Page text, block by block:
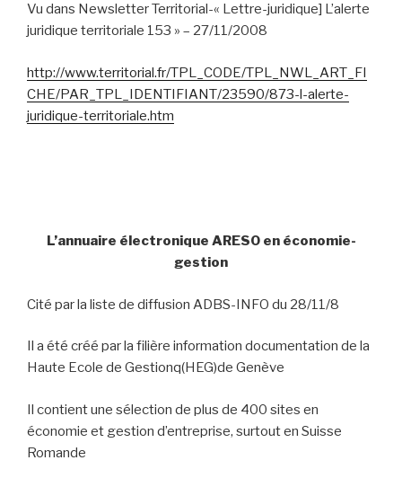
Vu dans Newsletter Territorial-« Lettre-juridique] L’alerte
juridique territoriale 153 » – 27/11/2008
http://www.territorial.fr/TPL_CODE/TPL_NWL_ART_FI
CHE/PAR_TPL_IDENTIFIANT/23590/873-l-alerte-
juridique-territoriale.htm
L’annuaire électronique ARESO en économie-
gestion
Cité par la liste de diffusion ADBS-INFO du 28/11/8
Il a été créé par la filière information documentation de la
Haute Ecole de Gestionq(HEG)de Genève
Il contient une sélection de plus de 400 sites en
économie et gestion d’entreprise, surtout en Suisse
Romande